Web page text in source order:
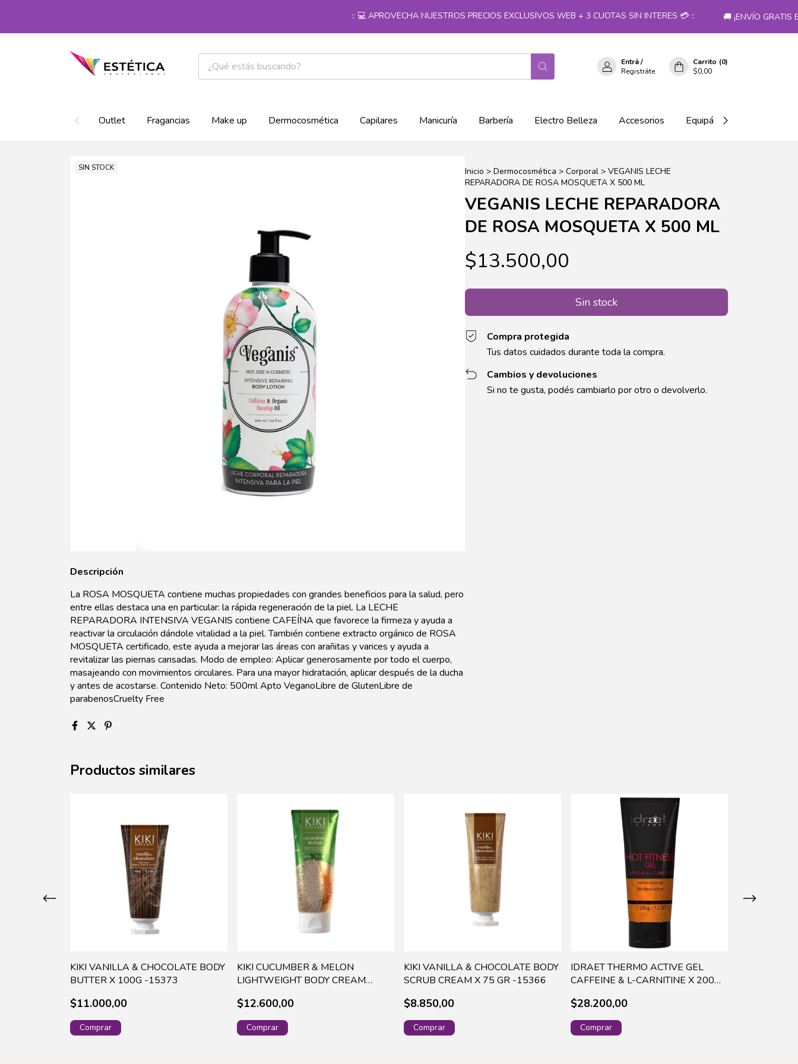
:: 💻 APROVECHA NUESTROS PRECIOS EXCLUSIVOS WEB + 3 CUOTAS SIN INTERES 💳 :: 🚚 ¡ENVÍO GRATIS
Entrá/
Registráte
Carrito (0)
$0,00
Outlet Fragancias Make up Dermocosmética Capilares Manicuría Barbería Electro Belleza Accesorios Equipá tu salón!
SIN STOCK Inicio > Dermocosmética > Corporal > VEGANIS LECHE
REPARADORA DE ROSA MOSQUETA X 500 ML
VEGANIS LECHE REPARADORA
DE ROSA MOSQUETA X 500 ML
$13.500,00
Compra protegida
Tus datos cuidados durante toda la compra.
Cambios y devoluciones
Si no te gusta, podés cambiarlo por otro o devolverlo.
Descripción
La ROSA MOSQUETA contiene muchas propiedades con grandes beneficios para la salud, pero
entre ellas destaca una en particular: la rápida regeneración de la piel. La LECHE
REPARADORA INTENSIVA VEGANIS contiene CAFEÍNA que favorece la firmeza y ayuda a
reactivar la circulación dándole vitalidad a la piel. También contiene extracto orgánico de ROSA
MOSQUETA certificado, este ayuda a mejorar las áreas con arañitas y varices y ayuda a
revitalizar las piernas cansadas. Modo de empleo: Aplicar generosamente por todo el cuerpo,
masajeando con movimientos circulares. Para una mayor hidratación, aplicar después de la ducha
y antes de acostarse. Contenido Neto: 500ml Apto VeganoLibre de GlutenLibre de
parabenosCruelty Free
Productos similares
KIKI VANILLA & CHOCOLATE BODY
BUTTER X 100G -15373
$11.000,00
KIKI CUCUMBER & MELON
LIGHTWEIGHT BODY CREAM
$12.600,00
KIKI VANILLA & CHOCOLATE BODY
SCRUB CREAM X 75 GR -15366
$8.850,00
IDRAET THERMO ACTIVE GEL
CAFFEINE & L-CARNITINE X 200
$28.200,00